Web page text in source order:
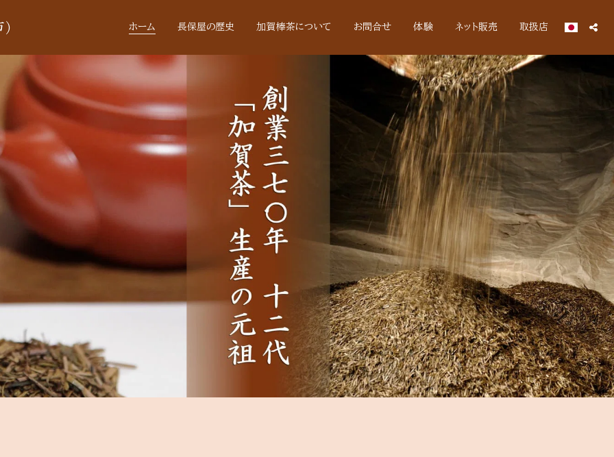
) ホーム 長保屋の歴史 加賀棒茶について お問合せ 体験 ネット販売 取扱店